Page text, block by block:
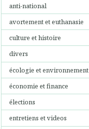
anti-national
avortement et euthanasie
culture et histoire
divers
écologie et environnement
économie et finance
élections
entretiens et videos